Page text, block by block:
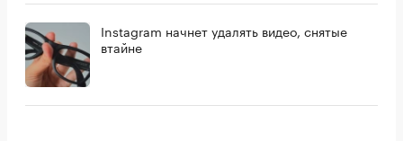
Instagram начнет удалять видео, снятые
втайне